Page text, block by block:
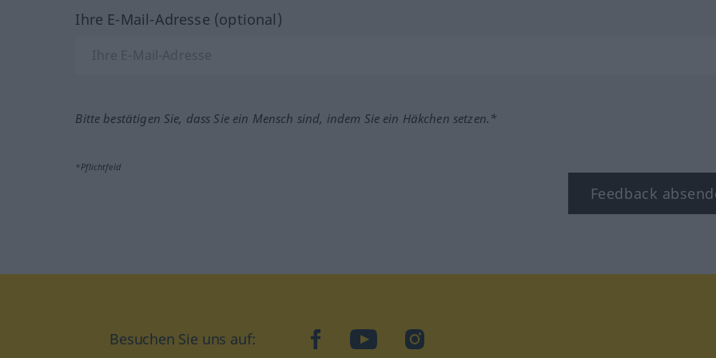
Ihre E-Mail-Adresse (optional)
Bitte bestätigen Sie, dass Sie ein Mensch sind, indem Sie ein Häkchen setzen.*
*Pflichtfeld
Feedback
Besuchen Sie uns auf: facebookYouTubeInstagram